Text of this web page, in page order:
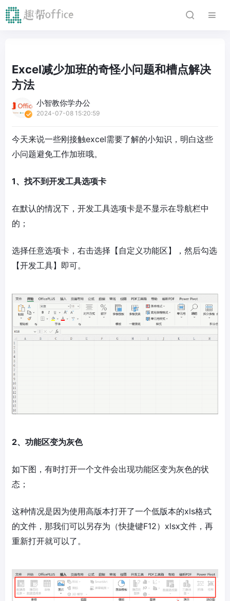
Excel减少加班的奇怪小问题和槽点解决
方法
小智教你学办公
2024-07-08 15:20:59
今天来说一些刚接触excel需要了解的小知识，明白这些
小问题避免工作加班哦。
1、找不到开发工具选项卡
在默认的情况下，开发工具选项卡是不显示在导航栏中
的；
选择任意选项卡，右击选择【自定义功能区】，然后勾选
【开发工具】即可。
2、功能区变为灰色
如下图，有时打开一个文件会出现功能区变为灰色的状
态；
这种情况是因为使用高版本打开了一个低版本的xls格式
的文件，那我们可以另存为（快捷键F12）xlsx文件，再
重新打开就可以了。